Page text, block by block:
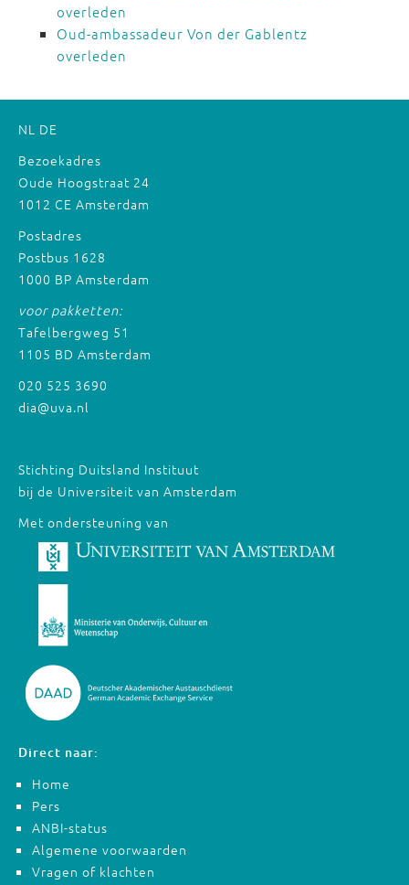
overleden
Oud-ambassadeur Von der Gablentz
overleden
NL DE
Bezoekadres
Oude Hoogstraat 24
1012 CE Amsterdam
Postadres
Postbus 1628
1000 BP Amsterdam
voor pakketten:
Tafelbergweg 51
1105 BD Amsterdam
020 525 3690
dia@uva.nl
Stichting Duitsland Instituut
bij de Universiteit van Amsterdam
Met ondersteuning van
Direct naar:
Home
Pers
ANBI-status
Algemene voorwaarden
Vragen of klachten